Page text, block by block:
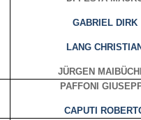
GABRIEL DIRK
LANG
JÜRGEN
PAFFONI
CAPUTI